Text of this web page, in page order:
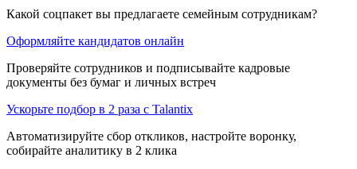
Какой соцпакет вы предлагаете семейным сотрудникам?
Оформляйте кандидатов онлайн
Проверяйте сотрудников и подписывайте кадровые
документы без бумаг и личных встреч
Ускорьте подбор в 2 раза с Talantix
Автоматизируйте сбор откликов, настройте воронку,
собирайте аналитику в 2 клика